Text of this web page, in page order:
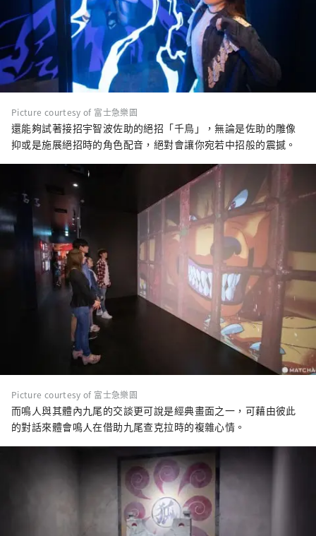
Picture courtesy of 富士急樂園
還能夠試著接招宇智波佐助的絕招「千鳥」，無論是佐助的雕像
抑或是施展絕招時的角色配音，絕對會讓你宛若中招般的震撼。
Picture courtesy of 富士急樂園
而鳴人與其體內九尾的交談更可說是經典畫面之一，可藉由彼此
的對話來體會鳴人在借助九尾查克拉時的複雜心情。